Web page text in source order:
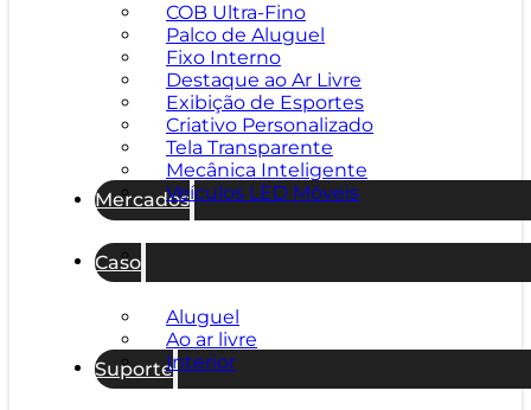
COB Ultra-Fino
Palco de Aluguel
Fixo Interno
Destaque ao Ar Livre
Exibição de Esportes
Criativo Personalizado
Tela Transparente
Mecânica Inteligente
Veículos LED Móveis
Mercados
Caso
Aluguel
Ao ar livre
Interior
Suporte